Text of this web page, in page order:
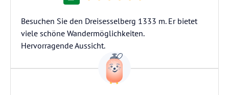
Besuchen Sie den Dreisesselberg 1333 m. Er bietet
viele schöne Wandermöglichkeiten.
Hervorragende Aussicht.